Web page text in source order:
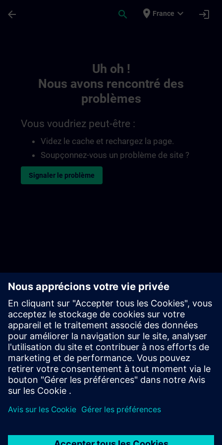
arrow_back search place France expand_more login
Uh oh !
Nous avons rencontré des
problèmes
Vous voudriez peut-être :
Videz le cache et rechargez la page.
Soupçonnez-vous un problème de site ?
Signaler le problème